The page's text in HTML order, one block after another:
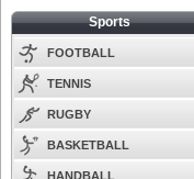
Sports
FOOTBALL
TENNIS
RUGBY
BASKETBALL
HANDBALL